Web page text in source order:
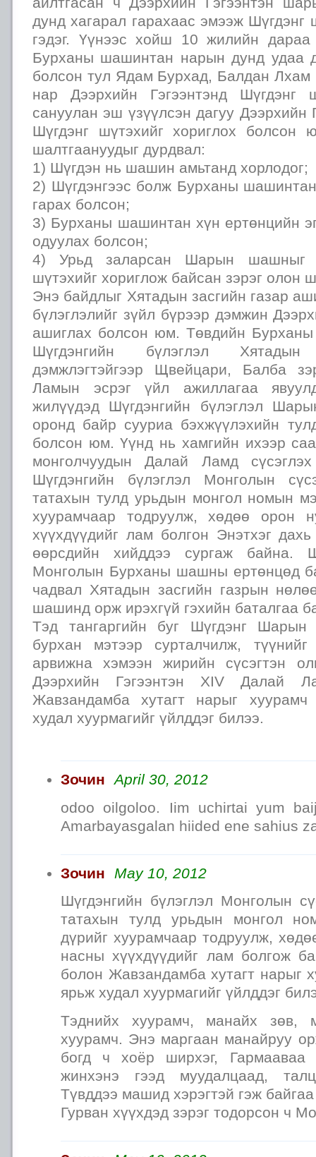
дунд хагарал гарахаас эмээж Шүгдэнг
гэдэг. Үүнээс хойш 10 жилийн
Бурханы шашинтан нарын дунд удаа
болсон тул Ядам Бурхад, Балдан Лхам
нар Дээрхийн Гэгээнтэнд Шүгдэнг
сануулан эш үзүүлсэн дагуу Дээрхийн
Шүгдэнг шүтэхийг хориглох болсон
шалтгаануудыг дурдвал:
1) Шүгдэн нь шашин амьтанд хорлодог;
2) Шүгдэнгээс болж Бурханы
гарах болсон;
3) Бурханы шашинтан хүн ертөнцийн
одуулах болсон;
4) Урьд заларсан Шарын шашныг
шүтэхийг хориглож байсан зэрэг олон
Энэ байдлыг Хятадын засгийн газар
бүлэглэлийг зүйл бүрээр дэмжин
ашиглах болсон юм. Төвдийн
Шүгдэнгийн бүлэглэл
дэмжлэгтэйгээр Щвейцари, Балба
Ламын эсрэг үйл ажиллагаа
жилүүдэд Шүгдэнгийн бүлэглэл
оронд байр сууриа бэхжүүлэхийн
болсон юм. Үүнд нь хамгийн ихээр
монголчуудын Далай Ламд
Шүгдэнгийн бүлэглэл Монголын
татахын тулд урьдын монгол номын
хуурамчаар тодруулж, хөдөө орон
хүүхдүүдийг лам болгон Энэтхэг
өөрсдийн хийддээ сургаж байна.
Монголын Бурханы шашны ертөнцөд
чадвал Хятадын засгийн газрын
шашинд орж ирэхгүй гэхийн баталгаа
Тэд тангаргийн буг Шүгдэнг
бурхан мэтээр сурталчилж,
арвижна хэмээн жирийн сүсэгтэн
Дээрхийн Гэгээнтэн XIV Далай
Жавзандамба хутагт нарыг
худал хуурмагийг үйлддэг билээ.
Зочин
April 30, 2012
odoo oilgoloo. Iim uchirtai yum
Amarbayasgalan hiided ene sahius
Зочин
May 10, 2012
Шүгдэнгийн бүлэглэл Монголын
татахын тулд урьдын монгол
дүрийг хуурамчаар тодруулж,
насны хүүхдүүдийг лам болгож
болон Жавзандамба хутагт нарыг
ярьж худал хуурмагийг үйлддэг
Тэднийх хуурамч, манайх зөв,
хуурамч. Энэ маргаан манайруу
богд ч хоёр ширхэг,
жинхэнэ гээд муудалцаад,
Түвддээ машид хэрэгтэй гэж
Гурван хүүхдэд зэрэг тодорсон ч